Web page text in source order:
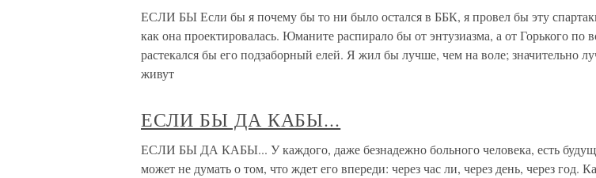
ЕСЛИ БЫ Если бы я почему бы то ни было остался в ББК, я провел бы эту
как она проектировалась. Юманите распирало бы от энтузиазма, а от Горького по
растекался бы его подзаборный елей. Я жил бы лучше, чем на воле; значительно
живут
ЕСЛИ БЫ ДА КАБЫ...
ЕСЛИ БЫ ДА КАБЫ... У каждого, даже безнадежно больного человека, есть
может не думать о том, что ждет его впереди: через час ли, через день, через год.